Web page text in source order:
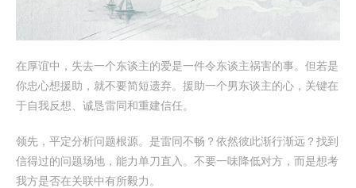
在厚谊中，失去一个东谈主的爱是一件令东谈主祸害的事。但若是
你忠心想援助，就不要简短遗弃。援助一个男东谈主的心，关键在
于自我反想、诚恳雷同和重建信任。
领先，平定分析问题根源。是雷同不畅？依然彼此渐行渐远？找到
信得过的问题场地，能力单刀直入。不要一味降低对方，而是想考
我方是否在关联中有所毅力。